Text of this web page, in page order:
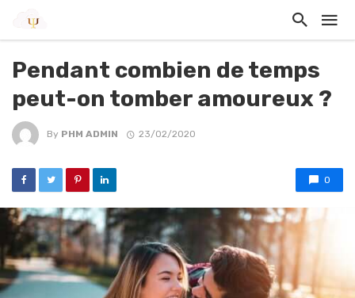
Pendant combien de temps
peut-on tomber amoureux ?
By PHM ADMIN 23/02/2020
0